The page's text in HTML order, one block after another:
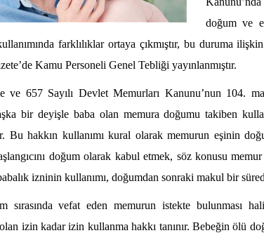
doğum ve
farklılıklar ortaya çıkmıştır, bu duruma
Kamu Personeli Genel Tebliği yayınlanmıştır.
ve 657 Sayılı Devlet Memurları Kanunu’nun 104.
bir deyişle baba olan memura doğumu takiben
Bu hakkın kullanımı kural olarak memurun eşinin
doğum olarak kabul etmek, söz konusu
izninin kullanımı, doğumdan sonraki makul bir
sırasında vefat eden memurun istekte bulunması
izin kadar izin kullanma hakkı tanınır. Bebeğin ölü